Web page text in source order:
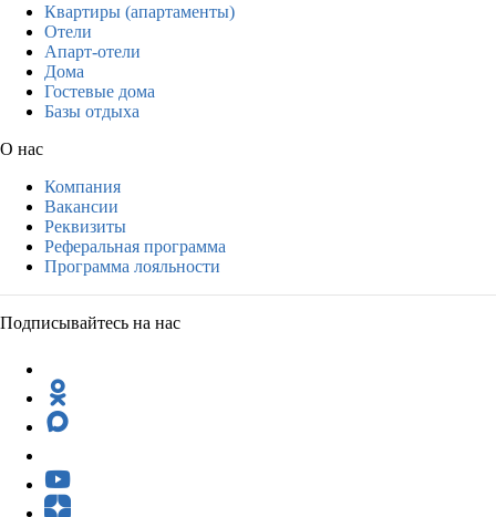
Квартиры (апартаменты)
Отели
Апарт-отели
Дома
Гостевые дома
Базы отдыха
О нас
Компания
Вакансии
Реквизиты
Реферальная программа
Программа лояльности
Подписывайтесь на нас